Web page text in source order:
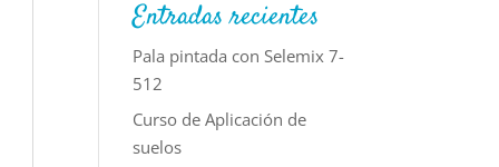
Entradas recientes
Pala pintada con Selemix 7-
512
Curso de Aplicación de
suelos